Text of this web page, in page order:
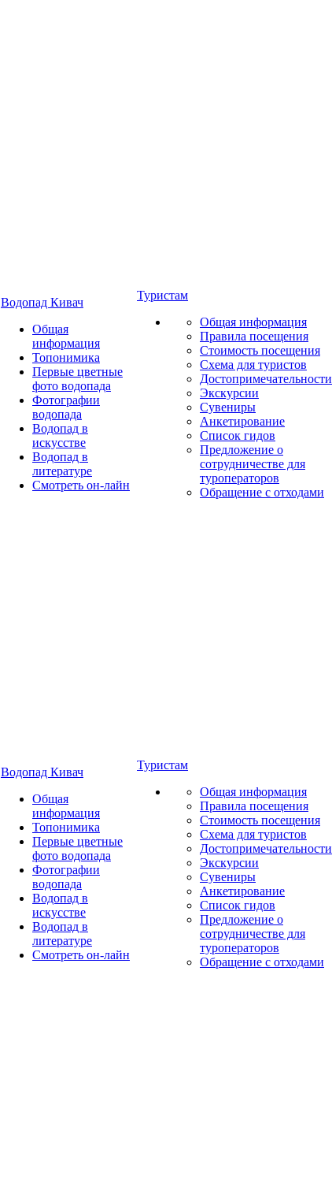
Водопад Кивач
Общая
информация
Топонимика
Первые цветные
фото водопада
Фотографии
водопада
Водопад в
искусстве
Водопад в
литературе
Смотреть он-лайн
Туристам
Общая информация
Правила посещения
Стоимость посещения
Схема для туристов
Достопримечательности
Экскурсии
Сувениры
Анкетирование
Список гидов
Предложение о
сотрудничестве для
туроператоров
Обращение с отходами
Водопад Кивач
Общая
информация
Топонимика
Первые цветные
фото водопада
Фотографии
водопада
Водопад в
искусстве
Водопад в
литературе
Смотреть он-лайн
Туристам
Общая информация
Правила посещения
Стоимость посещения
Схема для туристов
Достопримечательности
Экскурсии
Сувениры
Анкетирование
Список гидов
Предложение о
сотрудничестве для
туроператоров
Обращение с отходами